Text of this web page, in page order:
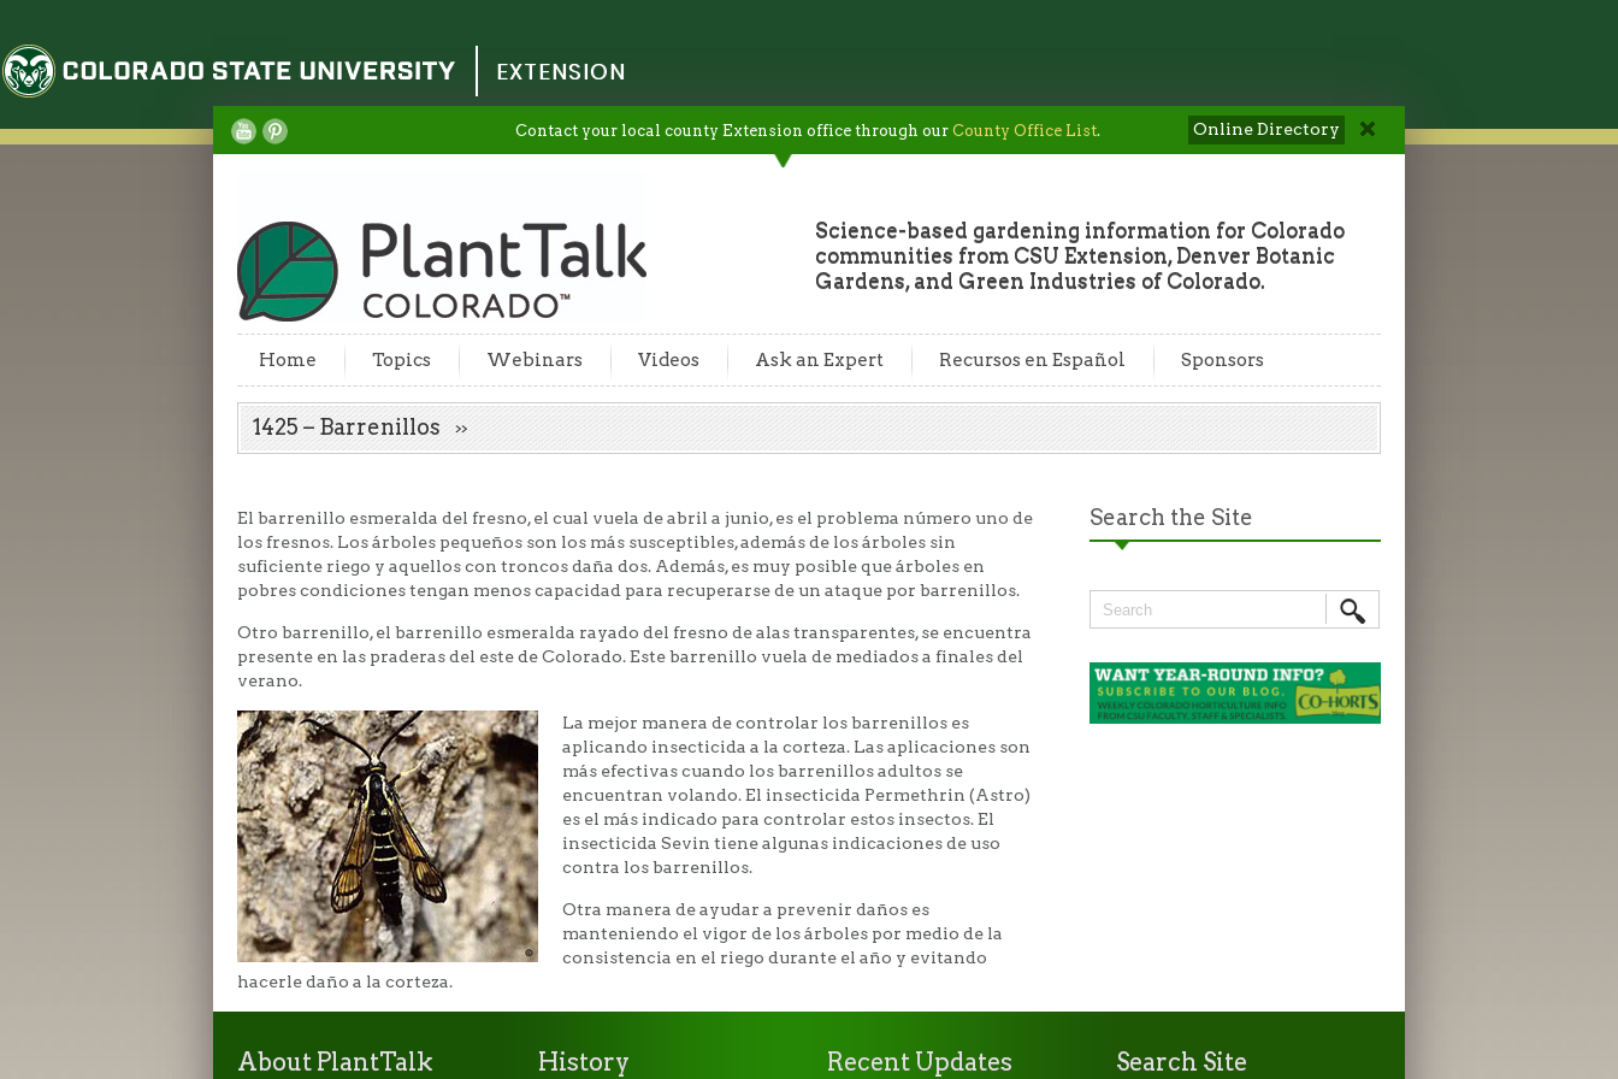
Colorado State University
EXTENSION
Contact your local county Extension office through our County Office List. Online Directory
Science-based gardening information for Colorado
communities from CSU Extension, Denver Botanic
Gardens, and Green Industries of Colorado.
Home Topics Webinars Videos Ask an Expert Recursos en Español Sponsors
1425 – Barrenillos
El barrenillo esmeralda del fresno, el cual vuela de abril a junio, es el problema número uno de
los fresnos. Los árboles pequeños son los más susceptibles, además de los árboles sin
suficiente riego y aquellos con troncos daña dos. Además, es muy posible que árboles en
pobres condiciones tengan menos capacidad para recuperarse de un ataque por barrenillos.
Otro barrenillo, el barrenillo esmeralda rayado del fresno de alas transparentes, se encuentra
presente en las praderas del este de Colorado. Este barrenillo vuela de mediados a finales del
verano.
La mejor manera de controlar los barrenillos es
aplicando insecticida a la corteza. Las aplicaciones son
más efectivas cuando los barrenillos adultos se
encuentran volando. El insecticida Permethrin (Astro)
es el más indicado para controlar estos insectos. El
insecticida Sevin tiene algunas indicaciones de uso
contra los barrenillos.
Otra manera de ayudar a prevenir daños es
manteniendo el vigor de los árboles por medio de la
consistencia en el riego durante el año y evitando
hacerle daño a la corteza.
Search the Site
About PlantTalk History Recent Updates Search Site